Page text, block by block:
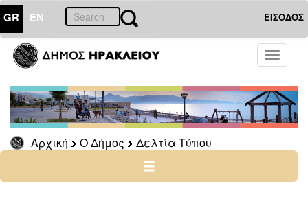
GR EN ΕΙΣΟΔΟΣ
Toggle
Αρχική Ο Δήμος Δελτία Τύπου
ΔΗΜΟΣ
Δελτία
Τύπου
Αρχείο